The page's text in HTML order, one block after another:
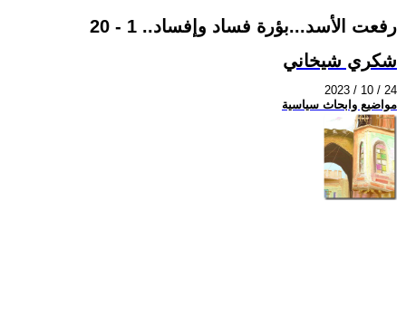
رفعت الأسد...بؤرة فساد وإفساد.. 1 - 20
شكري شيخاني
2023 / 10 / 24
مواضيع وابحاث سياسية